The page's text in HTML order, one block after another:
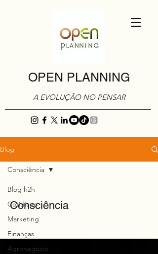
OPEN PLANNING
A EVOLUÇÃO NO PENSAR
Blog
Blog h2h
Cotidiano
Marketing
Finanças
Agronegócio
Consciência
Consciência